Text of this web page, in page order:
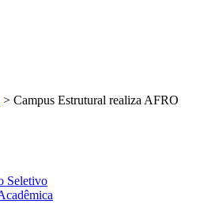
> Campus Estrutural realiza AFRO
Seletivo